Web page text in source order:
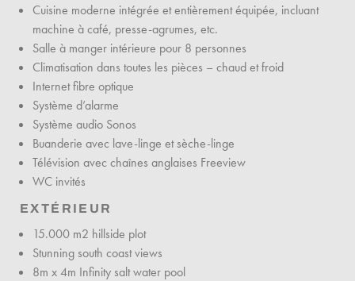
Cuisine moderne intégrée et entièrement équipée, incluant
machine à café, presse-agrumes, etc.
Salle à manger intérieure pour 8 personnes
Climatisation dans toutes les pièces – chaud et froid
Internet fibre optique
Système d’alarme
Système audio Sonos
Buanderie avec lave-linge et sèche-linge
Télévision avec chaînes anglaises Freeview
WC invités
EXTÉRIEUR
15.000 m2 hillside plot
Stunning south coast views
8m x 4m Infinity salt water pool